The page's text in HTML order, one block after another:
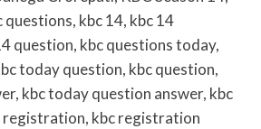
questions, kbc 14, kbc 14
question, kbc questions today,
today question, kbc question,
kbc today question answer, kbc
registration, kbc registration